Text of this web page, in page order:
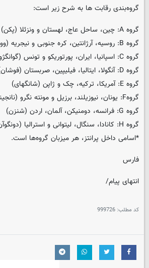
گروه‌بندی رقابت ها به شرح زیر است:
گروه A: چین، ساحل عاج، لهستان و ونزئلا (پکن)
گروه B: روسیه، آرژانتین، کره جنوبی و نیجریه (ووهان)
گروه C: اسپانیا، ایران، پورتوریکو و تونس (گوانگژو)
گروه D: آنگولا، ایتالیا، فیلیپین، صربستان (فوشان)
گروه E: آمریکا، ترکیه، چک و ژاپن (شانگهای)
گروهF: یونان، نیوزیلند، برزیل و مونته نگرو (نانجینگ)
گروه G: فرانسه، دومنیکن، آلمان، اردن (شنزن)
گروه H: کانادا، سنگال، لیتوانی و استرالیا (دونگوآن)
*اسامی داخل پرانتز، هر میزبان گروه‌ها است.
فارس
انتهای پیام/
کد مطلب: 999726